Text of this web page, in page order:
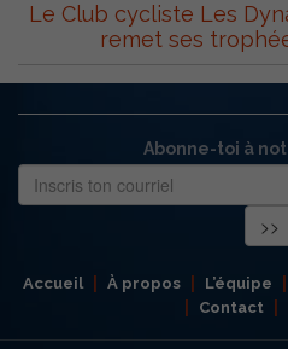
Le Club cycliste Les
remet ses
Abonne-toi à
Accueil À propos L’équipe
Contact